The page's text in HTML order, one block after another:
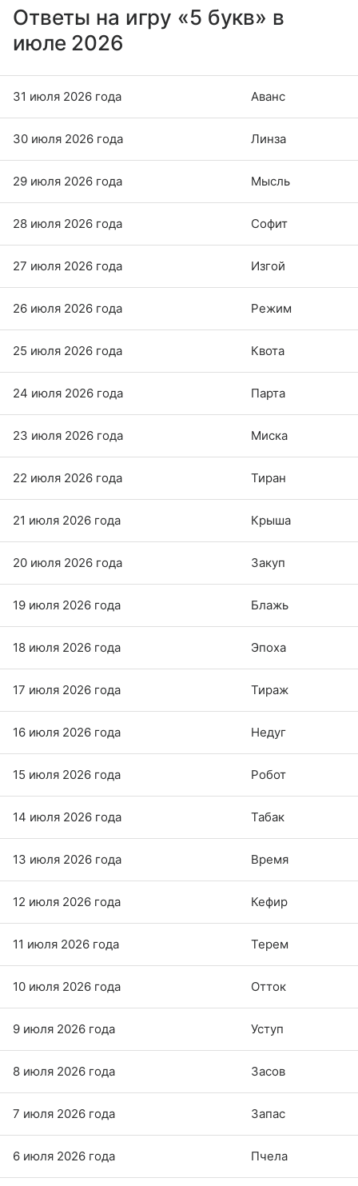
Ответы на игру «5 букв» в
июле 2026
31 июля 2026 года Аванс
30 июля 2026 года Линза
29 июля 2026 года Мысль
28 июля 2026 года Софит
27 июля 2026 года Изгой
26 июля 2026 года Режим
25 июля 2026 года Квота
24 июля 2026 года Парта
23 июля 2026 года Миска
22 июля 2026 года Тиран
21 июля 2026 года Крыша
20 июля 2026 года Закуп
19 июля 2026 года Блажь
18 июля 2026 года Эпоха
17 июля 2026 года Тираж
16 июля 2026 года Недуг
15 июля 2026 года Робот
14 июля 2026 года Табак
13 июля 2026 года Время
12 июля 2026 года Кефир
11 июля 2026 года Терем
10 июля 2026 года Отток
9 июля 2026 года Уступ
8 июля 2026 года Засов
7 июля 2026 года Запас
6 июля 2026 года Пчела